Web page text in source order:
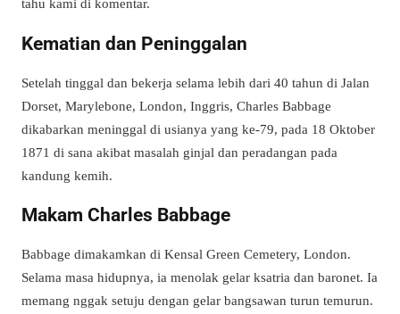
tahu kami di komentar.
Kematian dan Peninggalan
Setelah tinggal dan bekerja selama lebih dari 40 tahun di Jalan
Dorset, Marylebone, London, Inggris, Charles Babbage
dikabarkan meninggal di usianya yang ke-79, pada 18 Oktober
1871 di sana akibat masalah ginjal dan peradangan pada
kandung kemih.
Makam Charles Babbage
Babbage dimakamkan di Kensal Green Cemetery, London.
Selama masa hidupnya, ia menolak gelar ksatria dan baronet. Ia
memang nggak setuju dengan gelar bangsawan turun temurun.